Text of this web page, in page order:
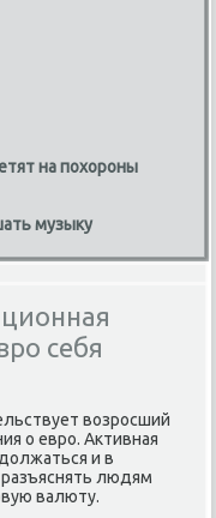
на похороны
музыку
себя
вοзросший
о евро. Активная
и в
людям
валюту.